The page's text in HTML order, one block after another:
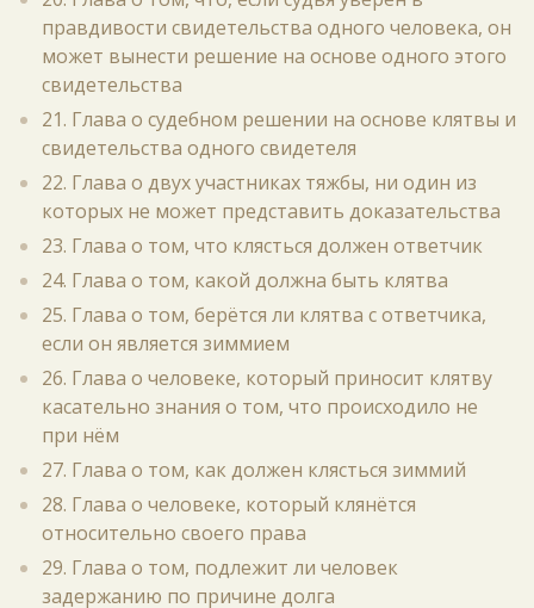
правдивости свидетельства одного человека, он
может вынести решение на основе одного этого
свидетельства
21. Глава о судебном решении на основе клятвы и
свидетельства одного свидетеля
22. Глава о двух участниках тяжбы, ни один из
которых не может представить доказательства
23. Глава о том, что клясться должен ответчик
24. Глава о том, какой должна быть клятва
25. Глава о том, берётся ли клятва с ответчика,
если он является зиммием
26. Глава о человеке, который приносит клятву
касательно знания о том, что происходило не
при нём
27. Глава о том, как должен клясться зиммий
28. Глава о человеке, который клянётся
относительно своего права
29. Глава о том, подлежит ли человек
задержанию по причине долга